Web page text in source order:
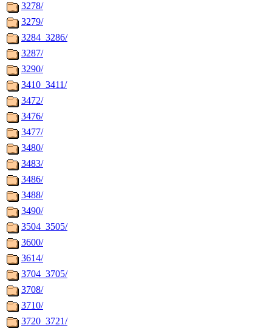
3278/
3279/
3284_3286/
3287/
3290/
3410_3411/
3472/
3476/
3477/
3480/
3483/
3486/
3488/
3490/
3504_3505/
3600/
3614/
3704_3705/
3708/
3710/
3720_3721/